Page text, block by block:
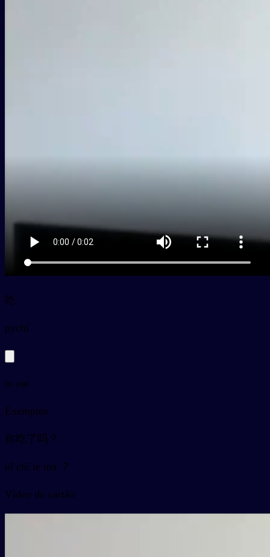
吃
pychī
to eat
Exemplos
你吃了吗？
nǐ chī le ma ？
Vídeo do cartão